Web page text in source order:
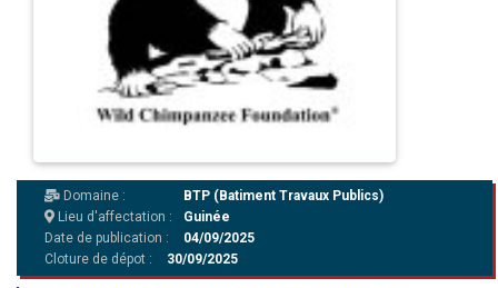
Domaine :
BTP (Batiment Travaux Publics)
Lieu d'affectation :
Guinée
Date de publication :
04/09/2025
Cloture de dépot :
30/09/2025